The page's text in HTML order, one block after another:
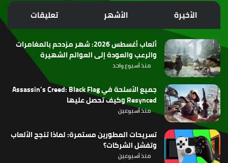
الموقع
RSS
الأخيرة الأشهر تعليقات
ألعاب أغسطس 2026: شهر مزدحم بالمغامرات
والرعب والعودة إلى العوالم الشهيرة
منذ أسبوع واحد
جميع الأسلحة في Assassin’s Creed: Black Flag
Resynced وكيف تحصل عليها
منذ أسبوعين
تسريحات المطورين مستمرة: لماذا تنجح الألعاب
وتفشل الشركات؟
منذ أسبوعين